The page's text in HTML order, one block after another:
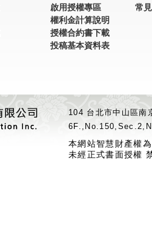
啟用授權專區
權利金計算說明
授權合約書下載
投稿基本資料表
常
104 台北市中山區
本網站智慧財產權
未經正式書面授權